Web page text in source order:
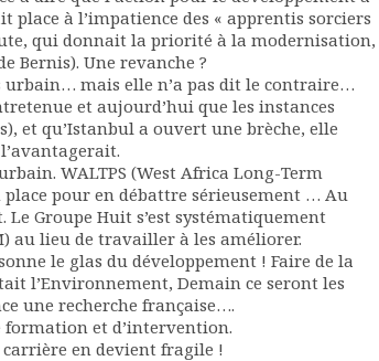
place à l’impatience des « apprentis sorciers
qui donnait la priorité à la modernisation,
Bernis). Une revanche ?
urbain… mais elle n’a pas dit le contraire…
et aujourd’hui que les instances
et qu’Istanbul a ouvert une brèche, elle
WALTPS (West Africa Long-Term
place pour en débattre sérieusement … Au
Groupe Huit s’est systématiquement
au lieu de travailler à les améliorer.
le glas du développement ! Faire de la
l’Environnement, Demain ce seront les
une recherche française….
formation et d’intervention.
carrière en devient fragile !